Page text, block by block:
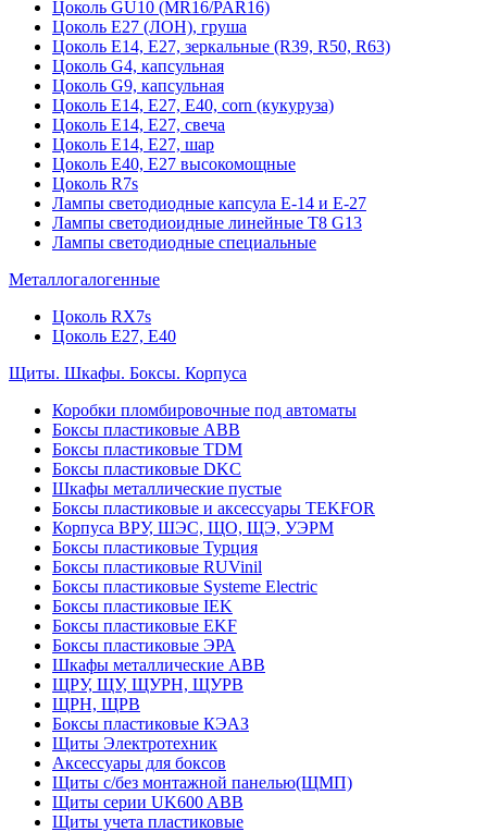
Цоколь GU10 (MR16/PAR16)
Цоколь Е27 (ЛОН), груша
Цоколь Е14, Е27, зеркальные (R39, R50, R63)
Цоколь G4, капсульная
Цоколь G9, капсульная
Цоколь Е14, Е27, Е40, corn (кукуруза)
Цоколь Е14, Е27, свеча
Цоколь Е14, Е27, шар
Цоколь Е40, Е27 высокомощные
Цоколь R7s
Лампы светодиодные капсула Е-14 и Е-27
Лампы светодиоидные линейные T8 G13
Лампы светодиодные специальные
Металлогалогенные
Цоколь RX7s
Цоколь Е27, E40
Щиты. Шкафы. Боксы. Корпуса
Коробки пломбировочные под автоматы
Боксы пластиковые ABB
Боксы пластиковые TDM
Боксы пластиковые DKC
Шкафы металлические пустые
Боксы пластиковые и аксессуары TEKFOR
Корпуса ВРУ, ШЭС, ЩО, ЩЭ, УЭРМ
Боксы пластиковые Турция
Боксы пластиковые RUVinil
Боксы пластиковые Systeme Electric
Боксы пластиковые IEK
Боксы пластиковые EKF
Боксы пластиковые ЭРА
Шкафы металлические ABB
ЩРУ, ЩУ, ЩУРН, ЩУРВ
ЩРН, ЩРВ
Боксы пластиковые КЭАЗ
Щиты Электротехник
Аксессуары для боксов
Щиты с/без монтажной панелью(ЩМП)
Щиты серии UK600 ABB
Щиты учета пластиковые